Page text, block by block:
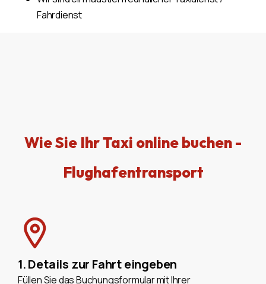
Fahrdienst
Wie Sie Ihr Taxi online buchen -
Flughafentransport
1. Details zur Fahrt eingeben
Füllen Sie das Buchungsformular mit Ihrer